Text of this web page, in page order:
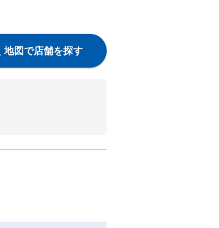
地図で店舗を探す